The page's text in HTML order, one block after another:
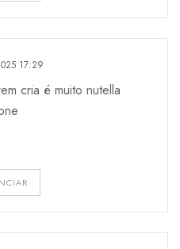
17:29
cria é muito nutella